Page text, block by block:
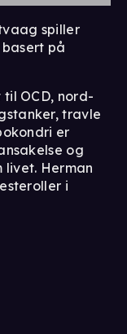
spiller
basert på
OCD, nord-
travle
er
og
livet. Herman
i